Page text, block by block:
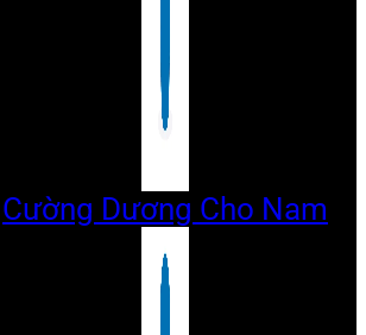
Cường Dương Cho Nam